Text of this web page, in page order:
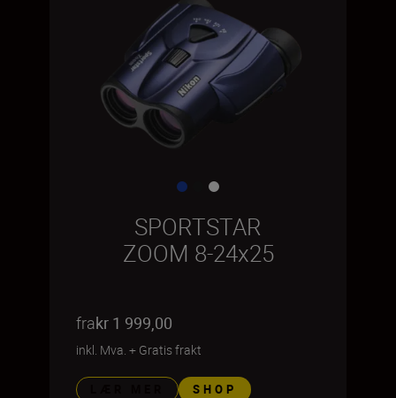
SPORTSTAR
ZOOM 8-24x25
frakr 1 999,00
inkl. Mva. + Gratis frakt
SHOP